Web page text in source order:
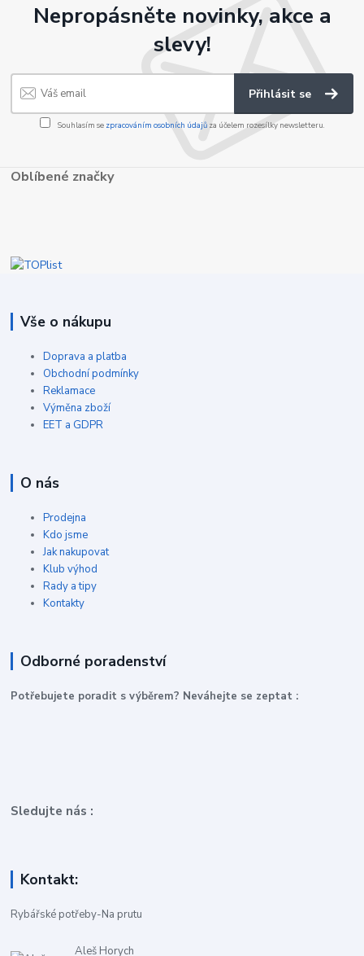
Nepropásněte novinky, akce a
slevy!
Přihlásit se
Souhlasím se zpracováním osobních údajůza účelem rozesílky newsletteru.
Oblíbené značky
Vše o nákupu
Doprava a platba
Obchodní podmínky
Reklamace
Výměna zboží
EET a GDPR
O nás
Prodejna
Kdo jsme
Jak nakupovat
Klub výhod
Rady a tipy
Kontakty
Odborné poradenství
Potřebujete poradit s výběrem? Neváhejte se zeptat :
Sledujte nás :
Kontakt:
Rybářské potřeby-Na prutu
Aleš Horych